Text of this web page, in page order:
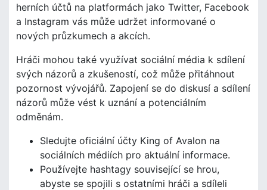
herních účtů na platformách jako Twitter, Facebook
a Instagram vás může udržet informované o
nových průzkumech a akcích.
Hráči mohou také využívat sociální média k sdílení
svých názorů a zkušeností, což může přitáhnout
pozornost vývojářů. Zapojení se do diskusí a sdílení
názorů může vést k uznání a potenciálním
odměnám.
Sledujte oficiální účty King of Avalon na
sociálních médiích pro aktuální informace.
Používejte hashtagy související se hrou,
abyste se spojili s ostatními hráči a sdíleli